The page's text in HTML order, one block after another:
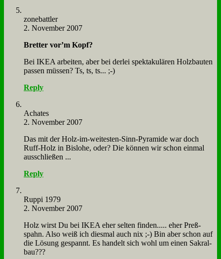
zone­batt­ler
2. November 2007
Bret­ter vor­’m Kopf?
Bei IKEA ar­bei­ten, aber bei der­lei spek­ta­ku­lä­ren Holz­bau­ten
pas­sen müs­sen? Ts, ts, ts... ;-)
Reply
Acha­tes
2. November 2007
Das mit der Holz-im-wei­te­sten-Sinn-Py­ra­mi­de war doch
Ruff-Holz in Bis­lo­he, oder? Die kön­nen wir schon ein­mal
aus­schlie­ßen ...
Reply
Rup­pi 1979
2. November 2007
Holz wirst Du bei IKEA eher sel­ten fin­den..... eher Preß­
spahn. Al­so weiß ich dies­mal auch nix ;-) Bin aber schon auf
die Lö­sung ge­spannt. Es han­delt sich wohl um ei­nen Sa­kral­
bau???